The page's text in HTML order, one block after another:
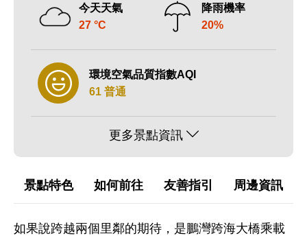
今天天氣
27 °C
降雨機率
20%
環境空氣品質指數AQI
61 普通
更多景點資訊
景點特色 如何前往 友善指引 周邊資訊
如果說跨越兩個里鄰的期待，是鵬灣跨海大橋乘載